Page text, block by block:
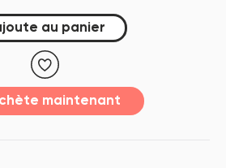
au panier
maintenant